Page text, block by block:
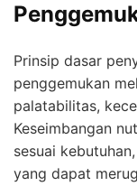
Prinsip dasar
penggemukan
palatabilitas,
Keseimbangan
sesuai
yang dapat